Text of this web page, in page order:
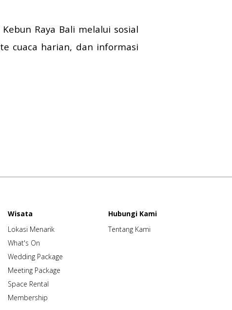
Raya Bali melalui sosial
cuaca harian, dan informasi
Wisata
Lokasi Menarik
What's On
Wedding Package
Meeting Package
Space Rental
Membership
Hubungi Kami
Tentang Kami